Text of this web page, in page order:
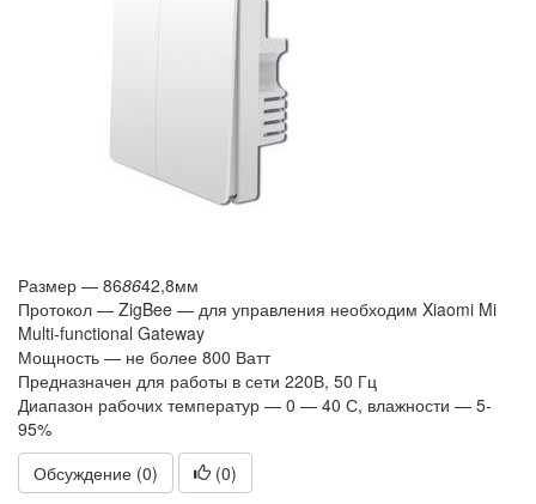
Размер — 868642,8мм
Протокол — ZigBee — для управления необходим Xiaomi Mi
Multi-functional Gateway
Мощность — не более 800 Ватт
Предназначен для работы в сети 220В, 50 Гц
Диапазон рабочих температур — 0 — 40 С, влажности — 5-
95%
Обсуждение (0)
(0)